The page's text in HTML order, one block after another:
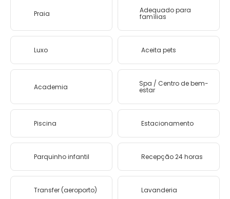
Praia Adequado para
famílias
Luxo Aceita pets
Academia Spa / Centro de bem-
estar
Piscina Estacionamento
Parquinho infantil Recepção 24 horas
Transfer (aeroporto) Lavanderia